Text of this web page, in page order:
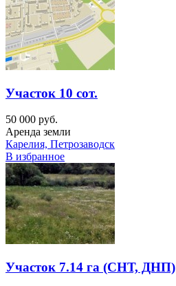
Участок 10 сот.
50 000 руб.
Аренда земли
Карелия, Петрозаводск
В избранное
Участок 7.14 га (СНТ, ДНП)